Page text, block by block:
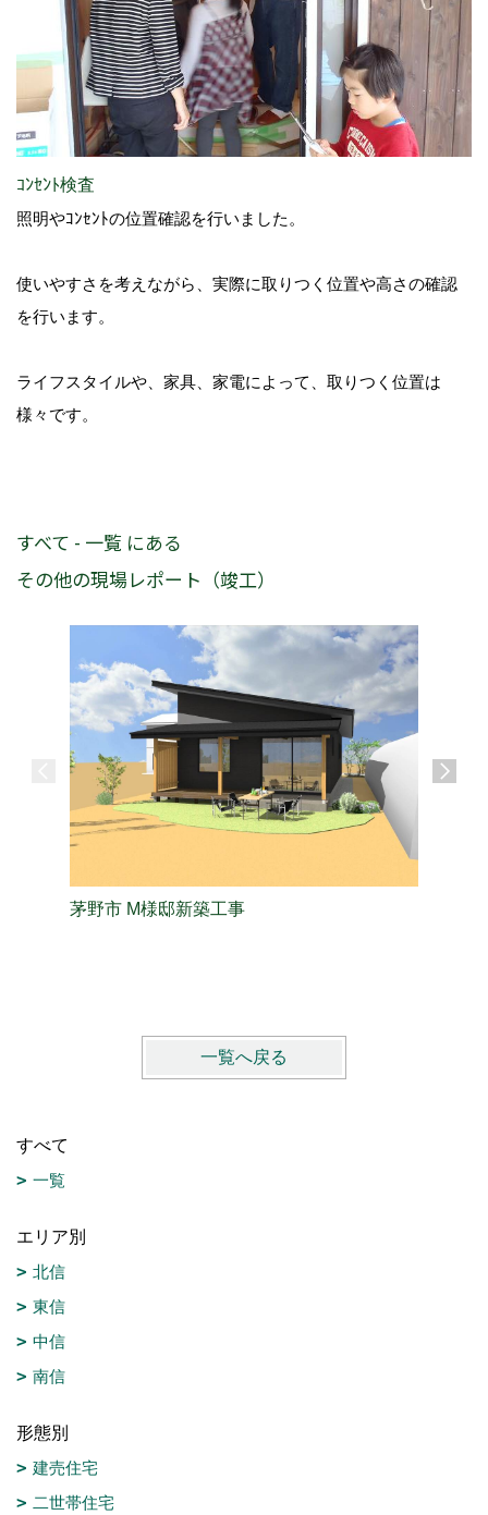
ｺﾝｾﾝﾄ検査
照明やｺﾝｾﾝﾄの位置確認を行いました。
使いやすさを考えながら、実際に取りつく位置や高さの確認
を行います。
ライフスタイルや、家具、家電によって、取りつく位置は
様々です。
すべて - 一覧 にある
その他の現場レポート（竣工）
茅野市 M様邸新築工事
一覧へ戻る
すべて
一覧
エリア別
北信
東信
中信
南信
形態別
建売住宅
二世帯住宅